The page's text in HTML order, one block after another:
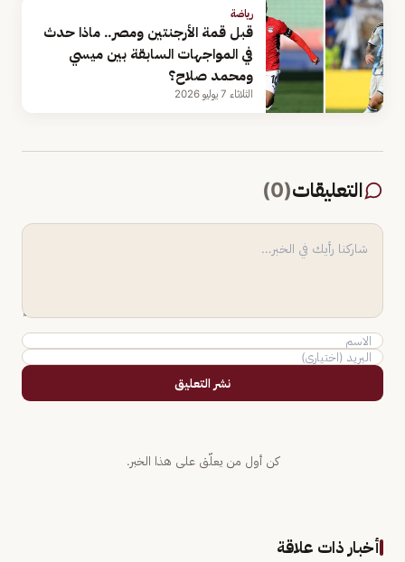
رياضة
قبل قمة الأرجنتين ومصر.. ماذا حدث
في المواجهات السابقة بين ميسي
ومحمد صلاح؟
الثلاثاء 7 يوليو 2026
التعليقات(
0
)
نشر التعليق
كن أول من يعلّق على هذا الخبر.
أخبار ذات علاقة